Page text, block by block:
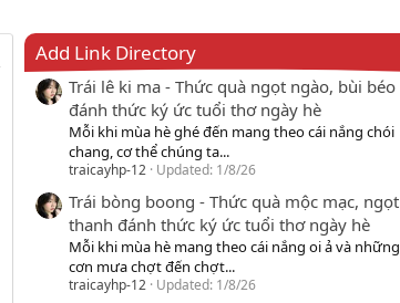
Add Link Directory
Trái lê ki ma - Thức quà ngọt ngào, bùi béo
đánh thức ký ức tuổi thơ ngày hè
Mỗi khi mùa hè ghé đến mang theo cái nắng chói
chang, cơ thể chúng ta...
traicayhp-12 Updated: 1/8/26
Trái bòng boong - Thức quà mộc mạc, ngọt
thanh đánh thức ký ức tuổi thơ ngày hè
Mỗi khi mùa hè mang theo cái nắng oi ả và những
cơn mưa chợt đến chợt...
traicayhp-12 Updated: 1/8/26